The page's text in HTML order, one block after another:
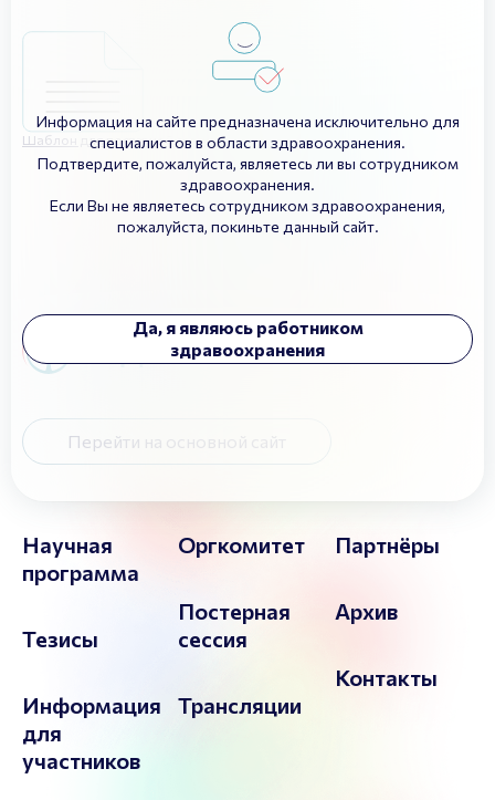
Шаблон для постерной сессии
Перейти на основной сайт
Научная
программа
Тезисы
Информация
для
участников
Оргкомитет
Постерная
сессия
Трансляции
Партнёры
Архив
Контакты
Информация на сайте предназначена исключительно для
специалистов в области здравоохранения.
Подтвердите, пожалуйста, являетесь ли вы сотрудником
здравоохранения.
Если Вы не являетесь сотрудником здравоохранения,
пожалуйста, покиньте данный сайт.
Да, я являюсь работником
здравоохранения